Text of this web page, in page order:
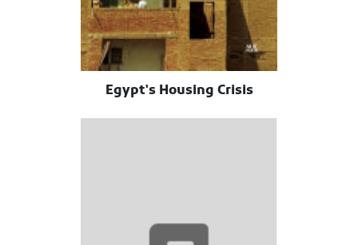
Egypt's Housing Crisis